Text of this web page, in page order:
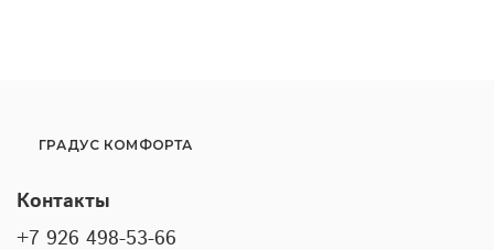
ГРАДУС КОМФОРТА
Контакты
+7 926 498-53-66